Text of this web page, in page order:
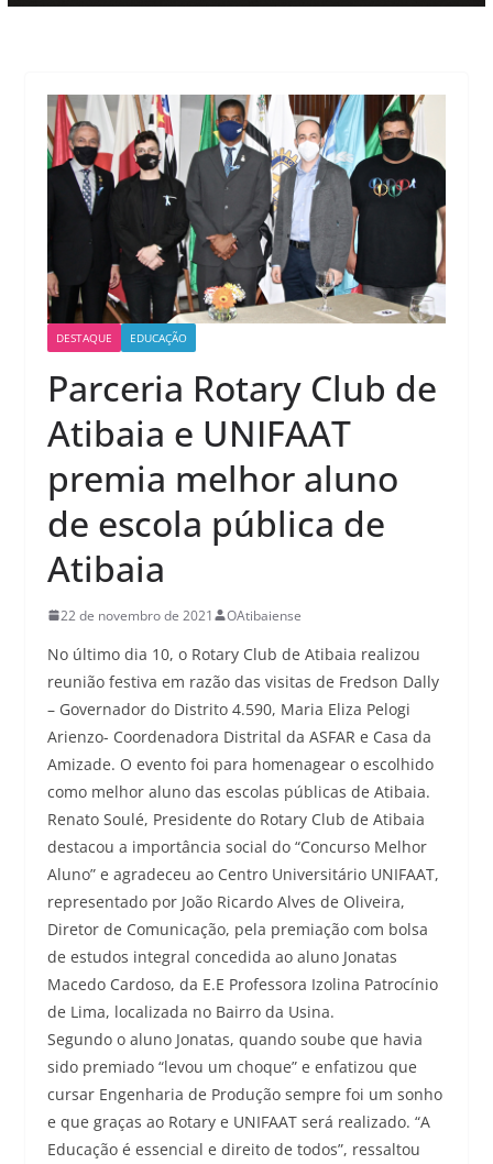
DESTAQUE EDUCAÇÃO
Parceria Rotary Club de
Atibaia e UNIFAAT
premia melhor aluno
de escola pública de
Atibaia
22 de novembro de 2021 OAtibaiense
No último dia 10, o Rotary Club de Atibaia realizou
reunião festiva em razão das visitas de Fredson Dally
– Governador do Distrito 4.590, Maria Eliza Pelogi
Arienzo- Coordenadora Distrital da ASFAR e Casa da
Amizade. O evento foi para homenagear o escolhido
como melhor aluno das escolas públicas de Atibaia.
Renato Soulé, Presidente do Rotary Club de Atibaia
destacou a importância social do “Concurso Melhor
Aluno” e agradeceu ao Centro Universitário UNIFAAT,
representado por João Ricardo Alves de Oliveira,
Diretor de Comunicação, pela premiação com bolsa
de estudos integral concedida ao aluno Jonatas
Macedo Cardoso, da E.E Professora Izolina Patrocínio
de Lima, localizada no Bairro da Usina.
Segundo o aluno Jonatas, quando soube que havia
sido premiado “levou um choque” e enfatizou que
cursar Engenharia de Produção sempre foi um sonho
e que graças ao Rotary e UNIFAAT será realizado. “A
Educação é essencial e direito de todos”, ressaltou